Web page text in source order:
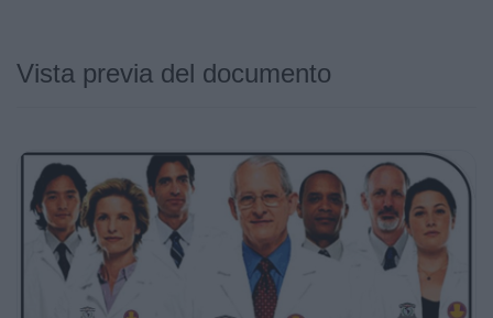
Vista previa del documento